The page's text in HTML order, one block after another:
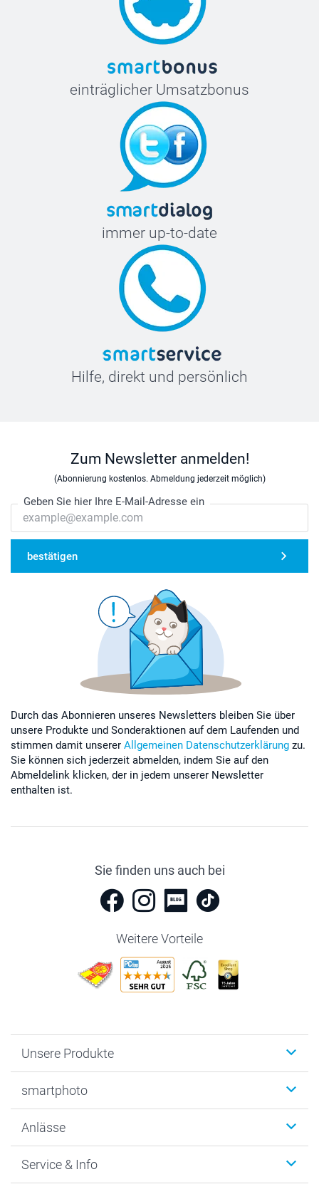
einträglicher Umsatzbonus
immer up-to-date
Hilfe, direkt und persönlich
Zum Newsletter anmelden!
(Abonnierung kostenlos. Abmeldung jederzeit möglich)
Geben Sie hier Ihre E-Mail-Adresse ein
bestätigen
Durch das Abonnieren unseres Newsletters bleiben Sie über
unsere Produkte und Sonderaktionen auf dem Laufenden und
stimmen damit unserer Allgemeinen Datenschutzerklärung zu.
Sie können sich jederzeit abmelden, indem Sie auf den
Abmeldelink klicken, der in jedem unserer Newsletter
enthalten ist.
Sie finden uns auch bei
Weitere Vorteile
Unsere Produkte
Fotogeschenke
MyNameBook
Fotoabzüge, Fotos als Buch & Poster
smartphoto
Warum smartphoto
Datenschutz
Anlässe
Neujahr
Service & Info